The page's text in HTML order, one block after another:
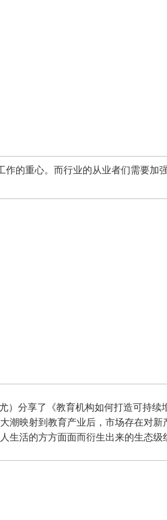
的重心。而行业的从业者们需要
）分享了《教育机构如何打造可持
映射到教育产业后，市场存在对
生活的方方面面而衍生出来的生态级